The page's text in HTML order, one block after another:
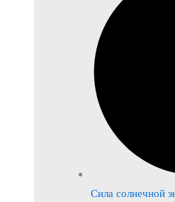
Сила солнечной